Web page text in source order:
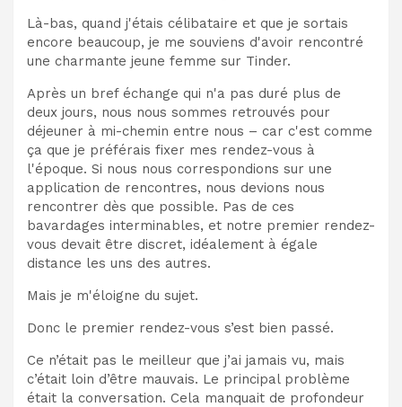
Là-bas, quand j'étais célibataire et que je sortais
encore beaucoup, je me souviens d'avoir rencontré
une charmante jeune femme sur Tinder.
Après un bref échange qui n'a pas duré plus de
deux jours, nous nous sommes retrouvés pour
déjeuner à mi-chemin entre nous – car c'est comme
ça que je préférais fixer mes rendez-vous à
l'époque. Si nous nous correspondions sur une
application de rencontres, nous devions nous
rencontrer dès que possible. Pas de ces
bavardages interminables, et notre premier rendez-
vous devait être discret, idéalement à égale
distance les uns des autres.
Mais je m'éloigne du sujet.
Donc le premier rendez-vous s’est bien passé.
Ce n’était pas le meilleur que j’ai jamais vu, mais
c’était loin d’être mauvais. Le principal problème
était la conversation. Cela manquait de profondeur